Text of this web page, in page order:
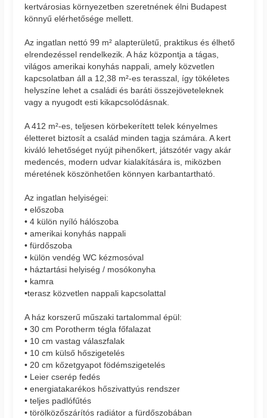
kertvárosias környezetben szeretnének élni Budapest
könnyű elérhetősége mellett.
Az ingatlan nettó 99 m² alapterületű, praktikus és élhető
elrendezéssel rendelkezik. A ház központja a tágas,
világos amerikai konyhás nappali, amely közvetlen
kapcsolatban áll a 12,38 m²-es terasszal, így tökéletes
helyszíne lehet a családi és baráti összejöveteleknek
vagy a nyugodt esti kikapcsolódásnak.
A 412 m²-es, teljesen körbekerített telek kényelmes
életteret biztosít a család minden tagja számára. A kert
kiváló lehetőséget nyújt pihenőkert, játszótér vagy akár
medencés, modern udvar kialakítására is, miközben
méretének köszönhetően könnyen karbantartható.
Az ingatlan helyiségei:
• előszoba
• 4 külön nyíló hálószoba
• amerikai konyhás nappali
• fürdőszoba
• külön vendég WC kézmosóval
• háztartási helyiség / mosókonyha
• kamra
•terasz közvetlen nappali kapcsolattal
A ház korszerű műszaki tartalommal épül:
• 30 cm Porotherm tégla főfalazat
• 10 cm vastag válaszfalak
• 10 cm külső hőszigetelés
• 20 cm kőzetgyapot födémszigetelés
• Leier cserép fedés
• energiatakarékos hőszivattyús rendszer
• teljes padlófűtés
• törölközőszárítós radiátor a fürdőszobában